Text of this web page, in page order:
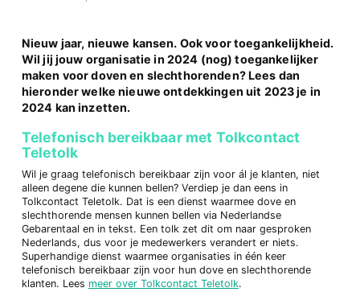
Nieuw jaar, nieuwe kansen. Ook voor toegankelijkheid.
Wil jij jouw organisatie in 2024 (nog) toegankelijker
maken voor doven en slechthorenden? Lees dan
hieronder welke nieuwe ontdekkingen uit 2023 je in
2024 kan inzetten.
Telefonisch bereikbaar met Tolkcontact
Teletolk
Wil je graag telefonisch bereikbaar zijn voor ál je klanten, niet
alleen degene die kunnen bellen? Verdiep je dan eens in
Tolkcontact Teletolk. Dat is een dienst waarmee dove en
slechthorende mensen kunnen bellen via Nederlandse
Gebarentaal en in tekst. Een tolk zet dit om naar gesproken
Nederlands, dus voor je medewerkers verandert er niets.
Superhandige dienst waarmee organisaties in één keer
telefonisch bereikbaar zijn voor hun dove en slechthorende
klanten. Lees meer over Tolkcontact Teletolk.